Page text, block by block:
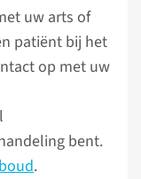
uw arts of
patiënt bij het
op met uw
bent.
.